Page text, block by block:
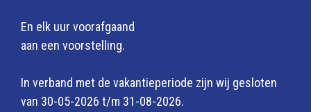
En elk uur voorafgaand
aan een voorstelling.
In verband met de vakantieperiode zijn wij gesloten
van 30-05-2026 t/m 31-08-2026.